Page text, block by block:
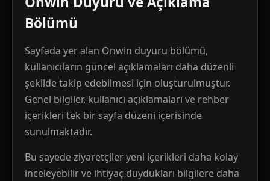
Bölümü
Sayfada yer alan Onwin duyuru bölümü,
kullanıcıların güncel açıklamaları daha düzenli
şekilde takip edebilmesi için oluşturulmuştur.
Genel bilgiler, kullanıcı açıklamaları ve rehber
içerikleri tek bir sayfa düzeni içerisinde
sunulmaktadır.
Bu sayede ziyaretçiler yeni içerikleri daha kolay
inceleyebilir ve ihtiyaç duydukları bilgilere daha